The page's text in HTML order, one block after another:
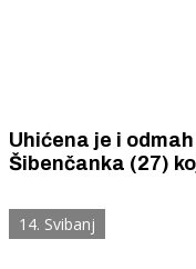
Uhićena je i
Šibenčanka (27)
14. Svibanj